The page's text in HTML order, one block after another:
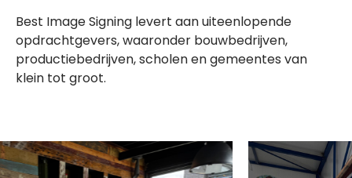
Best Image Signing levert aan uiteenlopende
opdrachtgevers, waaronder bouwbedrijven,
productiebedrijven, scholen en gemeentes van
klein tot groot.